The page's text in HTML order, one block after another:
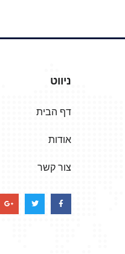
ניווט
דף הבית
אודות
צור קשר